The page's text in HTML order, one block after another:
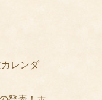
レンダ